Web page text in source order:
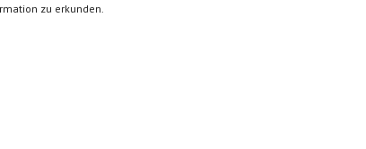
zu erkunden.